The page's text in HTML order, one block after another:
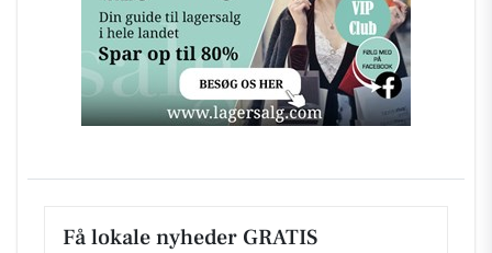
Få lokale nyheder GRATIS